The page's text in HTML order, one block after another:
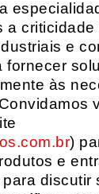
a
e
fornecer
às
)
e
discutir